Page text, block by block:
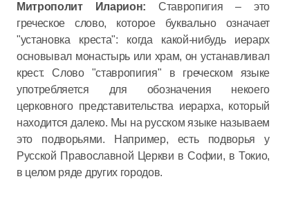
Митрополит Иларион: Ставропигия – это
греческое слово, которое буквально означает
"установка креста": когда какой-нибудь иерарх
основывал монастырь или храм, он устанавливал
крест. Слово "ставропигия" в греческом языке
употребляется для обозначения некоего
церковного представительства иерарха, который
находится далеко. Мы на русском языке называем
это подворьями. Например, есть подворья у
Русской Православной Церкви в Софии, в Токио,
в целом ряде других городов.